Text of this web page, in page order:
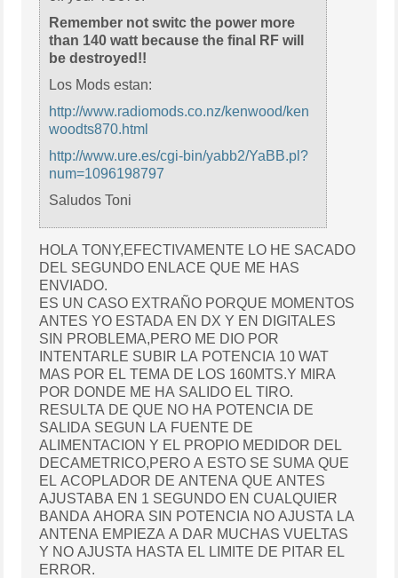
Remember not switc the power more
than 140 watt because the final RF will
be destroyed!!
Los Mods estan:
http://www.radiomods.co.nz/kenwood/ken
woodts870.html
http://www.ure.es/cgi-bin/yabb2/YaBB.pl?
num=1096198797
Saludos Toni
HOLA TONY,EFECTIVAMENTE LO HE SACADO
DEL SEGUNDO ENLACE QUE ME HAS
ENVIADO.
ES UN CASO EXTRAÑO PORQUE MOMENTOS
ANTES YO ESTADA EN DX Y EN DIGITALES
SIN PROBLEMA,PERO ME DIO POR
INTENTARLE SUBIR LA POTENCIA 10 WAT
MAS POR EL TEMA DE LOS 160MTS.Y MIRA
POR DONDE ME HA SALIDO EL TIRO.
RESULTA DE QUE NO HA POTENCIA DE
SALIDA SEGUN LA FUENTE DE
ALIMENTACION Y EL PROPIO MEDIDOR DEL
DECAMETRICO,PERO A ESTO SE SUMA QUE
EL ACOPLADOR DE ANTENA QUE ANTES
AJUSTABA EN 1 SEGUNDO EN CUALQUIER
BANDA AHORA SIN POTENCIA NO AJUSTA LA
ANTENA EMPIEZA A DAR MUCHAS VUELTAS
Y NO AJUSTA HASTA EL LIMITE DE PITAR EL
ERROR.